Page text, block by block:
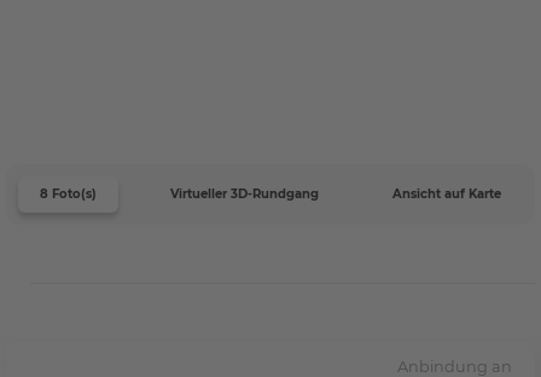
8 Foto(s) Virtueller 3D-Rundgang Ansicht auf Karte
Anbindung an